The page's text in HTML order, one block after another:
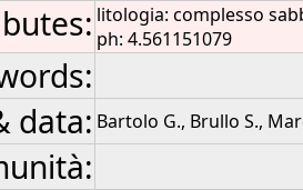
litologia: complesso
ph: 4.561151079
data: Bartolo G., Brullo S.,